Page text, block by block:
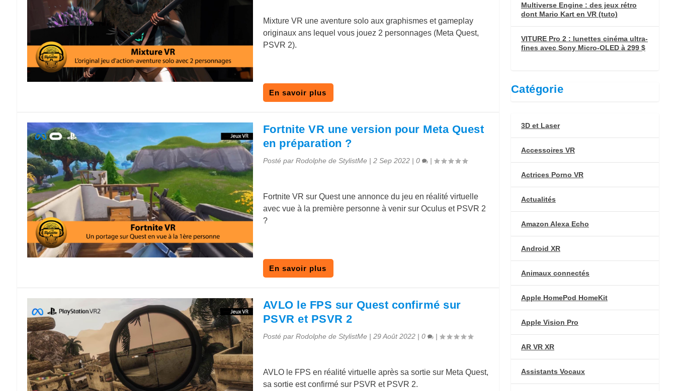
Mixture VR une aventure solo aux graphismes et gameplay
originaux ans lequel vous jouez 2 personnages (Meta Quest,
PSVR 2).
En savoir plus
Fortnite VR une version pour Meta Quest
en préparation ?
Posté par Rodolphe de StylistMe| 2 Sep 2022| 0 |
Fortnite VR sur Quest une annonce du jeu en réalité virtuelle
avec vue à la première personne à venir sur Oculus et PSVR 2
?
En savoir plus
AVLO le FPS sur Quest confirmé sur
PSVR et PSVR 2
Posté par Rodolphe de StylistMe| 29 Août 2022| 0 |
AVLO le FPS en réalité virtuelle après sa sortie sur Meta Quest,
sa sortie est confirmé sur PSVR et PSVR 2.
Multiverse Engine : des jeux rétro
dont Mario Kart en VR (tuto)
VITURE Pro 2 : lunettes cinéma ultra-
fines avec Sony Micro-OLED à 299 $
Catégorie
3D et Laser
Accessoires VR
Actrices Porno VR
Actualités
Amazon Alexa Echo
Android XR
Animaux connectés
Apple HomePod HomeKit
Apple Vision Pro
AR VR XR
Assistants Vocaux